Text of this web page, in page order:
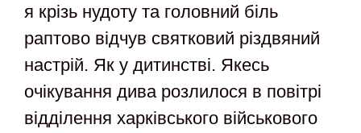
я крізь нудоту та головний біль
раптово відчув святковий різдвяний
настрій. Як у дитинстві. Якесь
очікування дива розлилося в повітрі
відділення харківського військового